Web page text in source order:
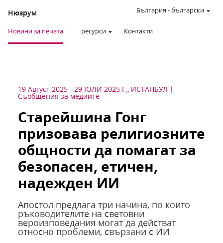
Нюзрум
Новини за печата ресурси Контакти
България -български
19 Август 2025 - 29 ЮЛИ 2025 Г., ИСТАНБУЛ
Съобщения за медиите
Старейшина Гонг
призовава религиозните
общности да помагат за
безопасен, етичен,
надежден ИИ
Апостол предлага три начина, по които
ръководителите на световни
вероизповедания могат да действат
относно проблеми, свързани с ИИ